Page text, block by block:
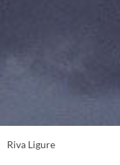
Riva Ligure